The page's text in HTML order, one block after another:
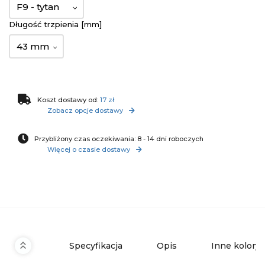
F9 - tytan
Długość trzpienia [mm]
43 mm
Koszt dostawy od: 17 zł
Zobacz opcje dostawy
Przybliżony czas oczekiwania: 8 - 14 dni roboczych
Więcej o czasie dostawy
Specyfikacja Opis Inne kolory